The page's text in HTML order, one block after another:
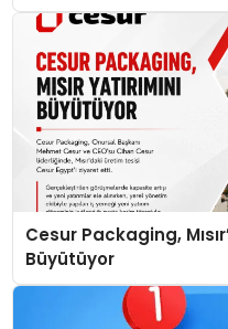
Cesur Packaging,
Büyütüyor